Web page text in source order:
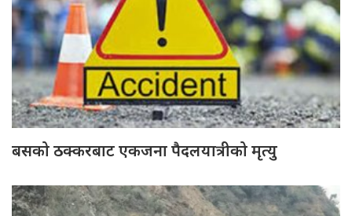
बसको ठक्करबाट एकजना पैदलयात्रीको मृत्यु